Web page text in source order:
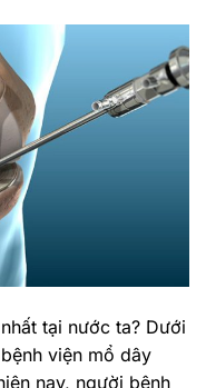
tại nước ta? Dưới
viện mổ dây
nay, người bệnh